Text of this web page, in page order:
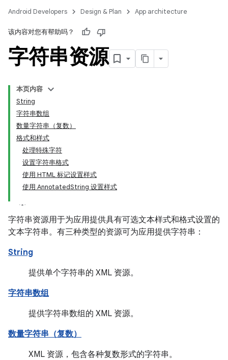
Android Developers Design & Plan App architecture
该内容对您有帮助吗？
字符串资源
本页内容
String
字符串数组
数量字符串（复数）
格式和样式
处理特殊字符
设置字符串格式
使用 HTML 标记设置样式
使用 AnnotatedString 设置样式
字符串资源用于为应用提供具有可选文本样式和格式设置的
文本字符串。有三种类型的资源可为应用提供字符串：
String
提供单个字符串的 XML 资源。
字符串数组
提供字符串数组的 XML 资源。
数量字符串（复数）
XML 资源，包含各种复数形式的字符串。